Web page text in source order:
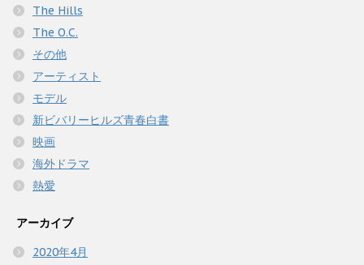
The Hills
The O.C.
その他
アーティスト
モデル
新ビバリーヒルズ青春白書
映画
海外ドラマ
熱愛
アーカイブ
2020年4月